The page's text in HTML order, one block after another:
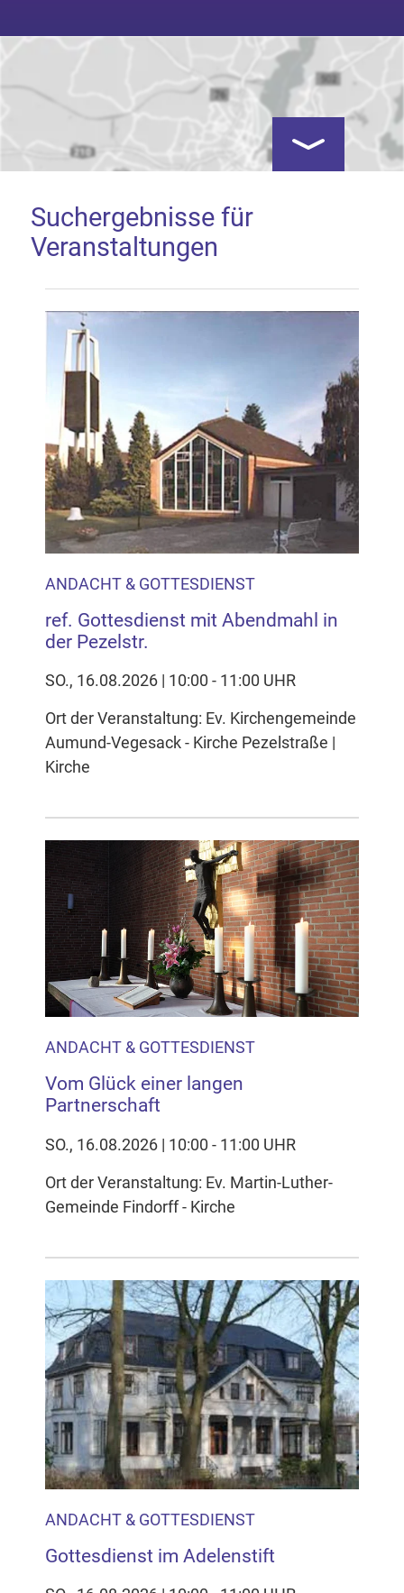
Google Map laden
Mit dem Laden der Karte akzeptieren Sie, dass die
Anwendung Google Maps beim Aktivieren von
Inhalten Cookies auf Ihrem Gerät setzt, z.B. zwecks
Reichweitenmessung und profilbasierter Werbung.
Näheres s. zur Datenschutzerklärung
Hier können Sie Ihre Cookie-
Einstellungen anpassen
Kartenansicht
Suchergebnisse für
Veranstaltungen
ANDACHT & GOTTESDIENST
ref. Gottesdienst mit Abendmahl in
der Pezelstr.
SO., 16.08.2026 | 10:00 - 11:00 UHR
Ort der Veranstaltung: Ev. Kirchengemeinde
Aumund-Vegesack - Kirche Pezelstraße |
Kirche
ANDACHT & GOTTESDIENST
Vom Glück einer langen
Partnerschaft
SO., 16.08.2026 | 10:00 - 11:00 UHR
Ort der Veranstaltung: Ev. Martin-Luther-
Gemeinde Findorff - Kirche
ANDACHT & GOTTESDIENST
Gottesdienst im Adelenstift